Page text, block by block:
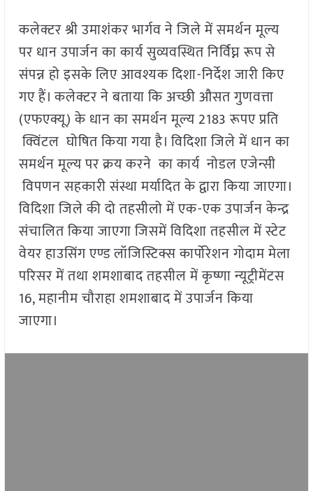
कलेक्टर श्री उमाशंकर भार्गव ने जिले में समर्थन मूल्य
पर धान उपार्जन का कार्य सुव्यवस्थित निर्विघ्न रूप से
संपन्न हो इसके लिए आवश्यक दिशा-निर्देश जारी किए
गए हैं। कलेक्टर ने बताया कि अच्छी औसत गुणवत्ता
(एफएक्यू) के धान का समर्थन मूल्य 2183 रूपए प्रति
क्विंटल घोषित किया गया है। विदिशा जिले में धान का
समर्थन मूल्य पर क्रय करने का कार्य नोडल एजेन्सी
विपणन सहकारी संस्था मर्यादित के द्वारा किया जाएगा।
विदिशा जिले की दो तहसीलो में एक-एक उपार्जन केन्द्र
संचालित किया जाएगा जिसमें विदिशा तहसील में स्टेट
वेयर हाउसिंग एण्ड लॉजिस्टिक्स कार्पोरेशन गोदाम मेला
परिसर में तथा शमशाबाद तहसील में कृष्णा न्यूट्रीमेंटस
16, महानीम चौराहा शमशाबाद में उपार्जन किया
जाएगा।